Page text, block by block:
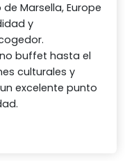
Marsella, Europe
y
buffet hasta el
culturales y
excelente punto